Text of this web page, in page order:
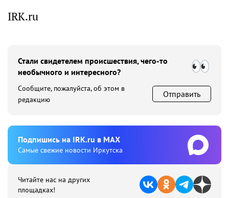
IRK.ru
Стали свидетелем происшествия, чего-то
необычного и интересного?
Сообщите, пожалуйста, об этом в
редакцию
Отправить
Подпишиcь на IRK.ru в MAX
Cамые свежие новости Иркутска
Читайте нас на других
площадках!